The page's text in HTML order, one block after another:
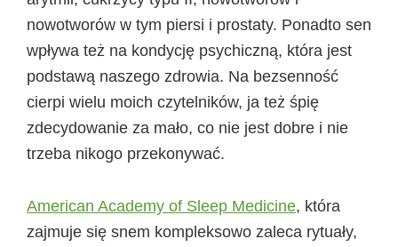
nowotworów w tym piersi i prostaty. Ponadto sen
wpływa też na kondycję psychiczną, która jest
podstawą naszego zdrowia. Na bezsenność
cierpi wielu moich czytelników, ja też śpię
zdecydowanie za mało, co nie jest dobre i nie
trzeba nikogo przekonywać.
American Academy of Sleep Medicine, która
zajmuje się snem kompleksowo zaleca rytuały,